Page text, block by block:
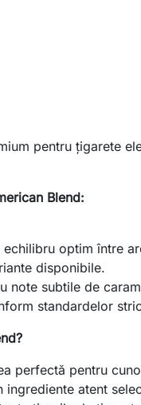
pentru țigarete
Blend:
optim între
disponibile.
note subtile de
standardelor
perfectă pentru
ingrediente atent